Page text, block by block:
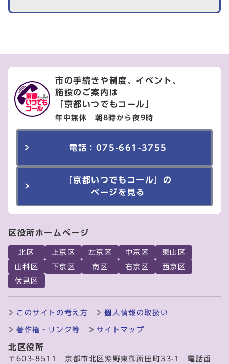
市の手続きや制度、イベント、
施設のご案内は
「京都いつでもコール」
年中無休 朝8時から夜9時
電話：075-661-3755
「京都いつでもコール」の
ページを見る
区役所ホームページ
北区 上京区 左京区 中京区
東山区
山科区
下京区 南区 右京区
西京区
伏見区
このサイトの考え方 個人情報の取扱い
著作権・リンク等 サイトマップ
北区役所
〒603-8511 京都市北区紫野東御所田町33-1 電話番